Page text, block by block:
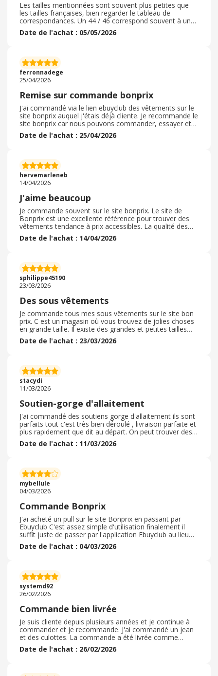
Les tailles mentionnées sont souvent plus petites que
les tailles françaises, bien regarder le tableau de
correspondances. Un 44 / 46 correspond souvent à un
46 / 48 Beaucoup de choix dans tous les styles et
catégories, plus ou moins de bonne qualités. Echange et
fait en 2025 en profitant d'une promotion Dans la
majorité des cas, je n'ai pas besoin de retourner mes
commandes sur Bon Prix
Date de l'achat : 05/05/2026
ferronnadege
25/04/2026
Remise sur commande bonprix
J'ai commandé via le lien ebuyclub des vêtements sur le
site bonprix auquel j'étais déjà cliente. Je recommande le
site bonprix car nous pouvons commander, essayer et
retourner si cela ne nous plait pas. C'est plus cher que
shein ou autre du même genre mais à mon sens, plus
évite d'avoir une ourlet à faire) et de nombreux modèles
sont adaptés aux grandes tailles sans faire trop
"mémère". Nous qavons tout de suite si le produit est
disponible, nous recevons rapidement notre commande
et le retour est facile et quasi gratuit. Nous avons
possibilité de payer en différé. 2 points négatifs au fait
d'utiliser le lien : on ne peut pas utiliser l'application
bonprix, le délai est long avant que la remise soit validée.
Date de l'achat : 25/04/2026
hervemarleneb
14/04/2026
J'aime beaucoup
Je commande souvent sur le site bonprix. Le site de
Bonprix est une excellente référence pour trouver des
vêtements tendance à prix accessibles. La qualité des
articles est globalement très satisfaisante, avec des
matières agréables et des coupes bien pensées. On
trouver rapidement ce que l’on cherche parmi un large
choix. Enfin, les délais de livraison sont généralement
rapides et respectés, rendant l’expérience d’achat fluide
et rassurante.
Date de l'achat : 14/04/2026
sphilippe45190
23/03/2026
Des sous vêtements
Je commande tous mes sous vêtements sur le site bon
prix. C est un magasin où vous trouvez de jolies choses
en grande taille. Il existe des grandes et petites tailles
avec des bonnets allant jusqu’à f Les sous vêtements
sont de très bonne qualité, les finitions sont parfaites et
sans problème et le remboursement est facile à obtenir.
Je recommande vivement ce site qui existe depuis de
nombreuses années .
Date de l'achat : 23/03/2026
stacydi
11/03/2026
Soutien-gorge d'allaitement
J'ai commandé des soutiens gorge d'allaitement ils sont
parfaits tout c'est très bien déroulé , livraison parfaite et
plus rapidement que dit au départ. On peut trouver des
code promotionnel pour ce très beau site qu'est Bon
prix je recommande vivement tout est très très bien . Si
les tailles sont au même prix. Merci à Bon prix . Je suis
une cliente satisfaite de leur service
Date de l'achat : 11/03/2026
mybellule
04/03/2026
Commande Bonprix
J'ai acheté un pull sur le site Bonprix en passant par
Ebuyclub C'est assez simple d'utilisation finalement il
suffit juste de passer par l'application Ebuyclub au lieu
d'aller sur le site directement, c'est une gymnastique à
avoir En plus j'ai vu qu'il y avait des codes promo de
toujours plaisir Le seul bémol c'est peut être que le
cashback et très longtemps en attente et met assez
longtemps à être validé
Date de l'achat : 04/03/2026
systemd92
26/02/2026
Commande bien livrée
Je suis cliente depuis plusieurs années et je continue à
commander et je recommande. J'ai commandé un jean
et des culottes. La commande a été livrée comme
prévue. Le colis n'était pas abimée. Le processus de la
commande s'est très bien passé. Je n'ai pas eu recours à
Date de l'achat : 26/02/2026